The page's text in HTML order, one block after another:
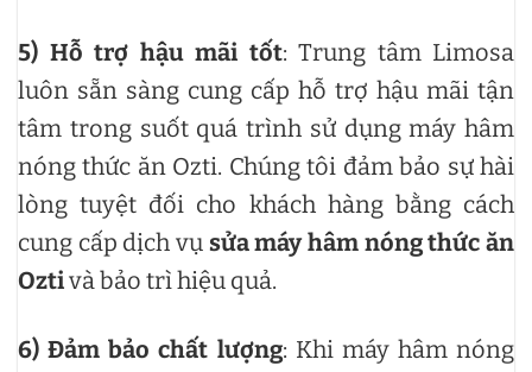
5) Hỗ trợ hậu mãi tốt: Trung tâm Limosa
luôn sẵn sàng cung cấp hỗ trợ hậu mãi tận
tâm trong suốt quá trình sử dụng máy hâm
nóng thức ăn Ozti. Chúng tôi đảm bảo sự hài
lòng tuyệt đối cho khách hàng bằng cách
cung cấp dịch vụ sửa máy hâm nóng thức ăn
Oztivà bảo trì hiệu quả.
6)Đảm bảo chất lượng: Khi máy hâm nóng